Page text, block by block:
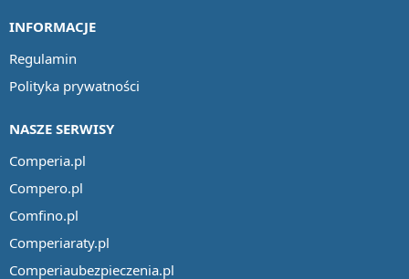
INFORMACJE
Regulamin
Polityka prywatności
NASZE SERWISY
Comperia.pl
Compero.pl
Comfino.pl
Comperiaraty.pl
Comperiaubezpieczenia.pl